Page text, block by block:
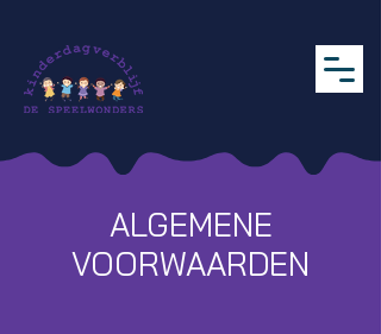
ALGEMENE
VOORWAARDEN